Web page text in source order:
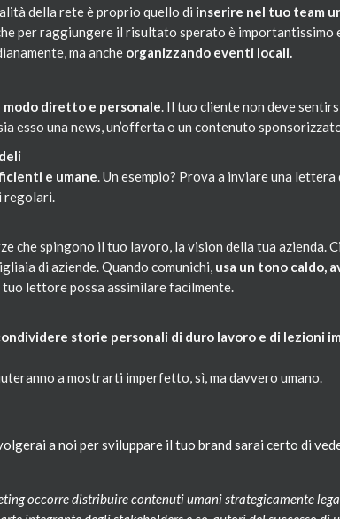
della rete è proprio quello di inserire nel tuo team
per raggiungere il risultato sperato è
ma anche organizzando eventi locali.
diretto e personale. Il tuo cliente non deve
esso una news, un’offerta o un contenuto
e umane. Un esempio? Prova a inviare una
regolari.
spingono il tuo lavoro, la vision della tua azienda.
di aziende. Quando comunichi, usa un tono caldo,
lettore possa assimilare facilmente.
storie personali di duro lavoro e di lezioni
a mostrarti imperfetto, sì, ma davvero umano.
a noi per sviluppare il tuo brand sarai certo di
occorre distribuire contenuti umani strategicamente